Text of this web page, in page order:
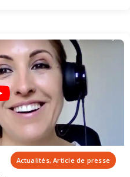
Actualités, Article de presse